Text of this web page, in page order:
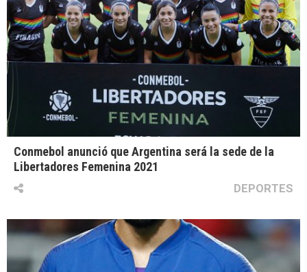
Conmebol anunció que Argentina será la sede de la
Libertadores Femenina 2021
DEPORTES